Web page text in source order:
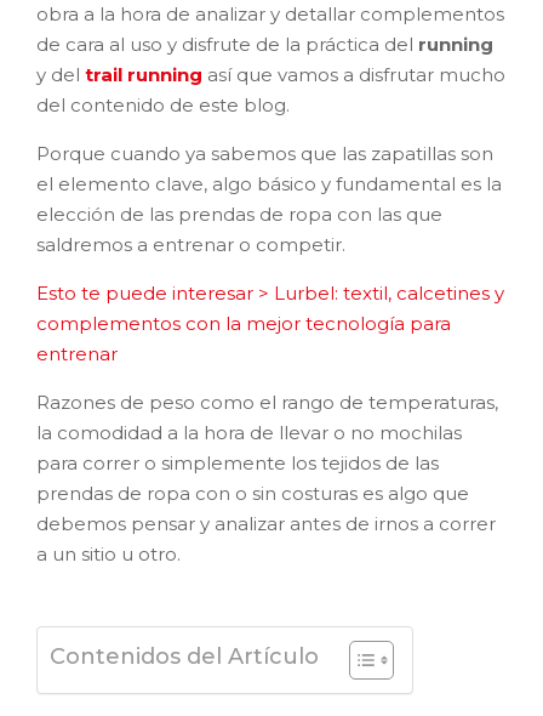
obra a la hora de analizar y detallar complementos
de cara al uso y disfrute de la práctica del running
y del trail running así que vamos a disfrutar mucho
del contenido de este blog.
Porque cuando ya sabemos que las zapatillas son
el elemento clave, algo básico y fundamental es la
elección de las prendas de ropa con las que
saldremos a entrenar o competir.
Esto te puede interesar > Lurbel: textil, calcetines y
complementos con la mejor tecnología para
entrenar
Razones de peso como el rango de temperaturas,
la comodidad a la hora de llevar o no mochilas
para correr o simplemente los tejidos de las
prendas de ropa con o sin costuras es algo que
debemos pensar y analizar antes de irnos a correr
a un sitio u otro.
Contenidos del Artículo